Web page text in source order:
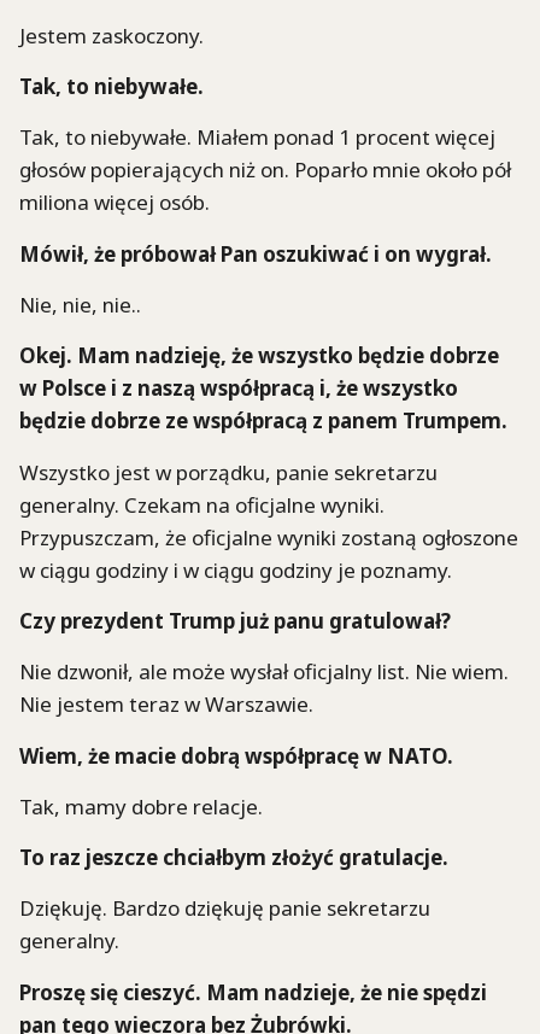
Jestem zaskoczony.
Tak, to niebywałe.
Tak, to niebywałe. Miałem ponad 1 procent więcej
głosów popierających niż on. Poparło mnie około pół
miliona więcej osób.
Mówił, że próbował Pan oszukiwać i on wygrał.
Nie, nie, nie..
Okej. Mam nadzieję, że wszystko będzie dobrze
w Polsce i z naszą współpracą i, że wszystko
będzie dobrze ze współpracą z panem Trumpem.
Wszystko jest w porządku, panie sekretarzu
generalny. Czekam na oficjalne wyniki.
Przypuszczam, że oficjalne wyniki zostaną ogłoszone
w ciągu godziny i w ciągu godziny je poznamy.
Czy prezydent Trump już panu gratulował?
Nie dzwonił, ale może wysłał oficjalny list. Nie wiem.
Nie jestem teraz w Warszawie.
Wiem, że macie dobrą współpracę w NATO.
Tak, mamy dobre relacje.
To raz jeszcze chciałbym złożyć gratulacje.
Dziękuję. Bardzo dziękuję panie sekretarzu
generalny.
Proszę się cieszyć. Mam nadzieje, że nie spędzi
pan tego wieczora bez Żubrówki.